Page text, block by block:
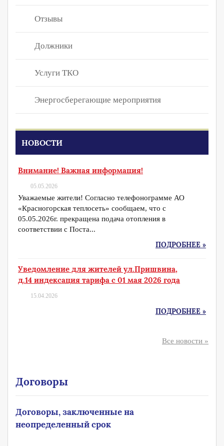
Отзывы
Должники
Услуги ТКО
Энергосберегающие мероприятия
НОВОСТИ
Внимание! Важная информация!
05.05.2026
Уважаемые жители! Согласно телефонограмме АО
«Красногорская теплосеть» сообщаем, что с
05.05.2026г. прекращена подача отопления в
соответствии с Поста...
ПОДРОБНЕЕ »
Уведомление для жителей ул.Пришвина,
д.14 индексация тарифа с 01 мая 2026 года
15.04.2026
ПОДРОБНЕЕ »
Все новости »
Договоры
Договоры, заключенные на
неопределенный срок